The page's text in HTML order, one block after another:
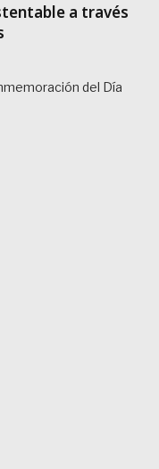
a través
del Día